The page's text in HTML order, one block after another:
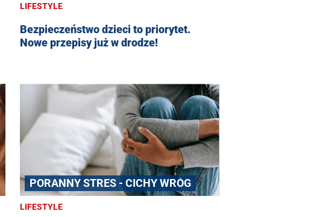
LIFESTYLE
Bezpieczeństwo dzieci to priorytet.
Nowe przepisy już w drodze!
PORANNY STRES - CICHY WRÓG
LIFESTYLE